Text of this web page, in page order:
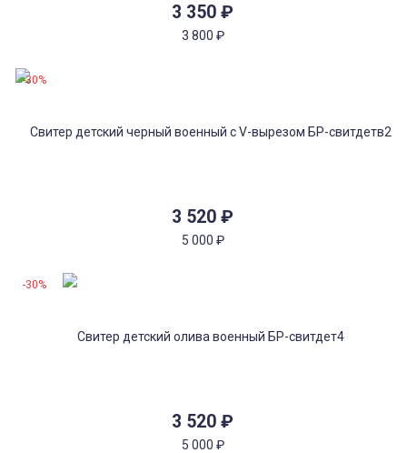
3 350 ₽
3 800 ₽
3 520 ₽
5 000 ₽
-30%
3 520 ₽
5 000 ₽
-30%